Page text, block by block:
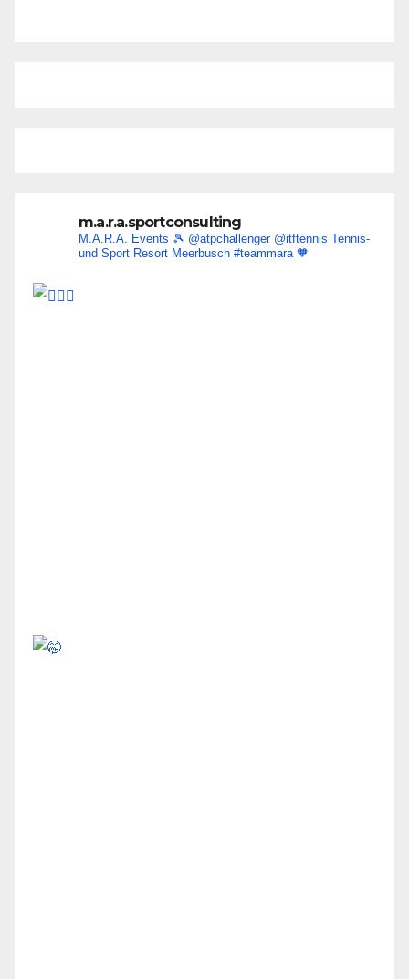
m.a.r.a.sportconsulting
M.A.R.A. Events 🎾 @atpchallenger @itftennis Tennis-
und Sport Resort Meerbusch #teammara 🧡